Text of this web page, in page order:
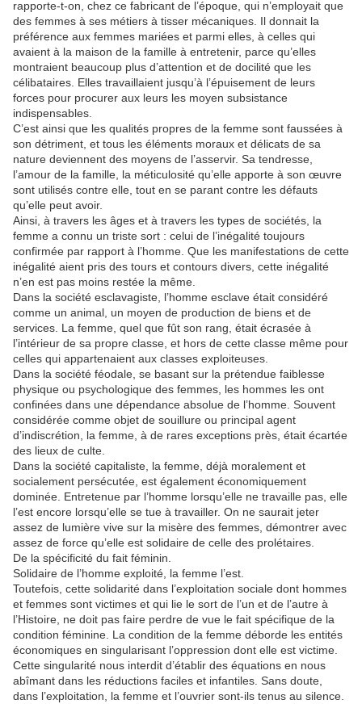
rapporte-t-on, chez ce fabricant de l’époque, qui n’employait que
des femmes à ses métiers à tisser mécaniques. Il donnait la
préférence aux femmes mariées et parmi elles, à celles qui
avaient à la maison de la famille à entretenir, parce qu’elles
montraient beaucoup plus d’attention et de docilité que les
célibataires. Elles travaillaient jusqu’à l’épuisement de leurs
forces pour procurer aux leurs les moyen subsistance
indispensables.
C’est ainsi que les qualités propres de la femme sont faussées à
son détriment, et tous les éléments moraux et délicats de sa
nature deviennent des moyens de l’asservir. Sa tendresse,
l’amour de la famille, la méticulosité qu’elle apporte à son œuvre
sont utilisés contre elle, tout en se parant contre les défauts
qu’elle peut avoir.
Ainsi, à travers les âges et à travers les types de sociétés, la
femme a connu un triste sort : celui de l’inégalité toujours
confirmée par rapport à l’homme. Que les manifestations de cette
inégalité aient pris des tours et contours divers, cette inégalité
n’en est pas moins restée la même.
Dans la société esclavagiste, l’homme esclave était considéré
comme un animal, un moyen de production de biens et de
services. La femme, quel que fût son rang, était écrasée à
l’intérieur de sa propre classe, et hors de cette classe même pour
celles qui appartenaient aux classes exploiteuses.
Dans la société féodale, se basant sur la prétendue faiblesse
physique ou psychologique des femmes, les hommes les ont
confinées dans une dépendance absolue de l’homme. Souvent
considérée comme objet de souillure ou principal agent
d’indiscrétion, la femme, à de rares exceptions près, était écartée
des lieux de culte.
Dans la société capitaliste, la femme, déjà moralement et
socialement persécutée, est également économiquement
dominée. Entretenue par l’homme lorsqu’elle ne travaille pas, elle
l’est encore lorsqu’elle se tue à travailler. On ne saurait jeter
assez de lumière vive sur la misère des femmes, démontrer avec
assez de force qu’elle est solidaire de celle des prolétaires.
De la spécificité du fait féminin.
Solidaire de l’homme exploité, la femme l’est.
Toutefois, cette solidarité dans l’exploitation sociale dont hommes
et femmes sont victimes et qui lie le sort de l’un et de l’autre à
l’Histoire, ne doit pas faire perdre de vue le fait spécifique de la
condition féminine. La condition de la femme déborde les entités
économiques en singularisant l’oppression dont elle est victime.
Cette singularité nous interdit d’établir des équations en nous
abîmant dans les réductions faciles et infantiles. Sans doute,
dans l’exploitation, la femme et l’ouvrier sont-ils tenus au silence.